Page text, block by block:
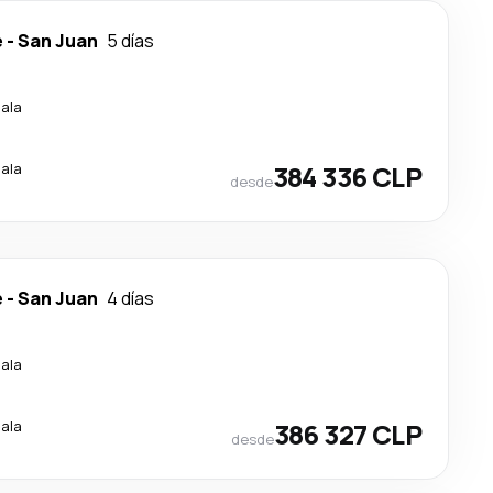
-San Juan 5 días
desde384 336 CLP
-San Juan 4 días
desde386 327 CLP